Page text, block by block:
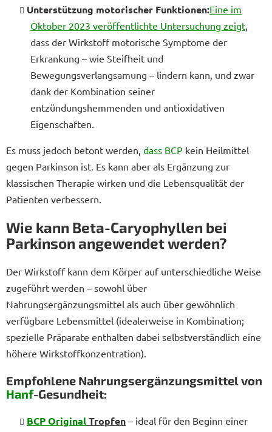
Unterstützung motorischer Funktionen:Eine im
Oktober 2023 veröffentlichte Untersuchung zeigt,
dass der Wirkstoff motorische Symptome der
Erkrankung – wie Steifheit und
Bewegungsverlangsamung – lindern kann, und zwar
dank der Kombination seiner
entzündungshemmenden und antioxidativen
Eigenschaften.
Es muss jedoch betont werden, dass BCP kein Heilmittel
gegen Parkinson ist. Es kann aber als Ergänzung zur
klassischen Therapie wirken und die Lebensqualität der
Patienten verbessern.
Wie kann Beta-Caryophyllen bei
Parkinson angewendet werden?
Der Wirkstoff kann dem Körper auf unterschiedliche Weise
zugeführt werden – sowohl über
Nahrungsergänzungsmittel als auch über gewöhnlich
verfügbare Lebensmittel (idealerweise in Kombination;
spezielle Präparate enthalten dabei selbstverständlich eine
höhere Wirkstoffkonzentration).
Empfohlene Nahrungsergänzungsmittel von
Hanf-Gesundheit:
BCP OriginalTropfen – ideal für den Beginn einer